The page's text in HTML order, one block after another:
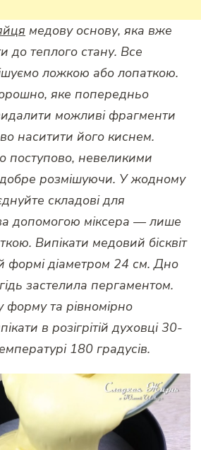
медову основу, яка вже
до теплого стану. Все
ложкою або лопаткою.
яке попередньо
можливі фрагменти
наситити його киснем.
поступово, невеликими
розмішуючи. У жодному
складові для
за допомогою міксера — лише
Випікати медовий бісквіт
формі діаметром 24 см. Дно
застелила пергаментом.
форму та рівномірно
в розігрітій духовці 30-
180 градусів.